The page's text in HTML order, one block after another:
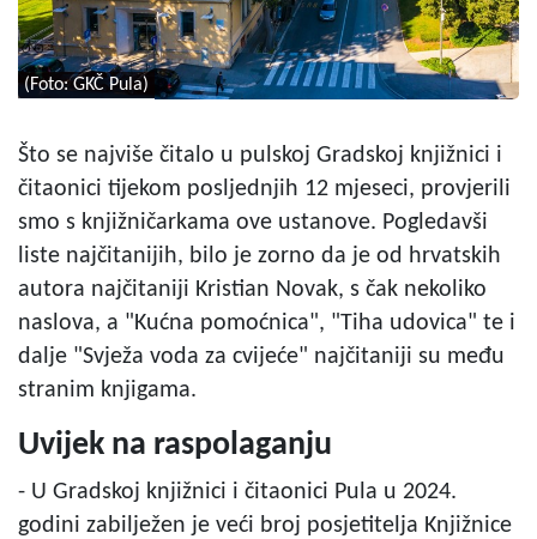
(Foto: GKČ Pula)
Što se najviše čitalo u pulskoj Gradskoj knjižnici i
čitaonici tijekom posljednjih 12 mjeseci, provjerili
smo s knjižničarkama ove ustanove. Pogledavši
liste najčitanijih, bilo je zorno da je od hrvatskih
autora najčitaniji Kristian Novak, s čak nekoliko
naslova, a "Kućna pomoćnica", "Tiha udovica" te i
dalje "Svježa voda za cvijeće" najčitaniji su među
stranim knjigama.
Uvijek na raspolaganju
- U Gradskoj knjižnici i čitaonici Pula u 2024.
godini zabilježen je veći broj posjetitelja Knjižnice